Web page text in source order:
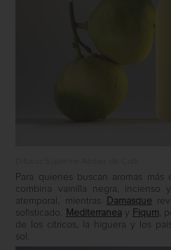
Para quienes buscan aromas más
combina vainilla negra, incienso
atemporal, mientras
Damasque
sofisticado.
Mediterraneay Fiqum,
de los cítricos, la higuera y los
sol.